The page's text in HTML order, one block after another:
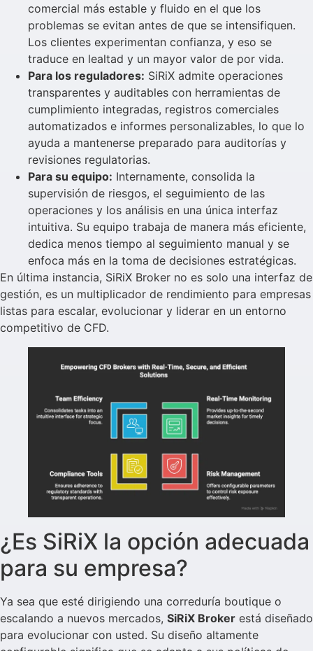
comercial más estable y fluido en el que los
problemas se evitan antes de que se intensifiquen.
Los clientes experimentan confianza, y eso se
traduce en lealtad y un mayor valor de por vida.
Para los reguladores: SiRiX admite operaciones
transparentes y auditables con herramientas de
cumplimiento integradas, registros comerciales
automatizados e informes personalizables, lo que lo
ayuda a mantenerse preparado para auditorías y
revisiones regulatorias.
Para su equipo: Internamente, consolida la
supervisión de riesgos, el seguimiento de las
operaciones y los análisis en una única interfaz
intuitiva. Su equipo trabaja de manera más eficiente,
dedica menos tiempo al seguimiento manual y se
enfoca más en la toma de decisiones estratégicas.
En última instancia, SiRiX Broker no es solo una interfaz de
gestión, es un multiplicador de rendimiento para empresas
listas para escalar, evolucionar y liderar en un entorno
competitivo de CFD.
¿Es SiRiX la opción adecuada
para su empresa?
Ya sea que esté dirigiendo una correduría boutique o
escalando a nuevos mercados, SiRiX Broker está diseñado
para evolucionar con usted. Su diseño altamente